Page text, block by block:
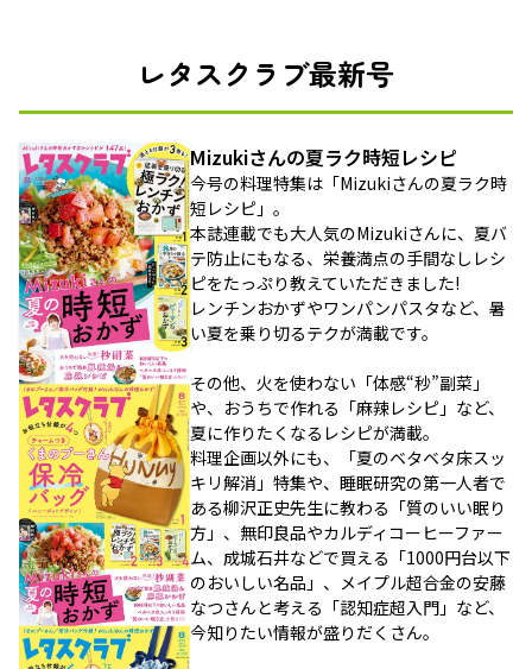
レタスクラブ最新号
Mizukiさんの夏ラク時短レシピ
今号の料理特集は「Mizukiさんの夏ラク時
短レシピ」。
本誌連載でも大人気のMizukiさんに、夏バ
テ防止にもなる、栄養満点の手間なしレシ
ピをたっぷり教えていただきました!
レンチンおかずやワンパンパスタなど、暑
い夏を乗り切るテクが満載です。
その他、火を使わない「体感“秒”副菜」
や、おうちで作れる「麻辣レシピ」など、
夏に作りたくなるレシピが満載。
料理企画以外にも、「夏のベタベタ床スッ
キリ解消」特集や、睡眠研究の第一人者で
ある柳沢正史先生に教わる「質のいい眠り
方」、無印良品やカルディコーヒーファー
ム、成城石井などで買える「1000円台以下
のおいしい名品」、メイプル超合金の安藤
なつさんと考える「認知症超入門」など、
今知りたい情報が盛りだくさん。